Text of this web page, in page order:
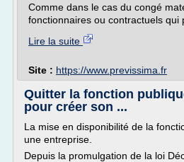
Comme dans le cas du congé
fonctionnaires ou contractuels qui
Lire la suite
Site : https://www.previssima.fr
Quitter la fonction
pour créer son ...
La mise en disponibilité de la
une entreprise.
Depuis la promulgation de la loi